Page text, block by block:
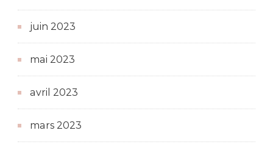
juin 2023
mai 2023
avril 2023
mars 2023